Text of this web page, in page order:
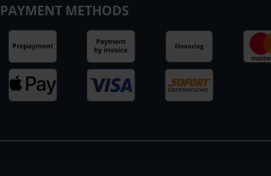
PAYMENT METHODS